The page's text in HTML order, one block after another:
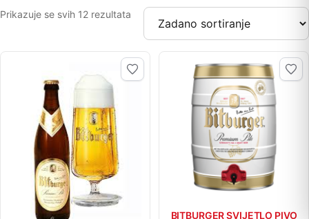
Prikazuje se svih 12 rezultata
BITBURGER SVIJETLO PIVO